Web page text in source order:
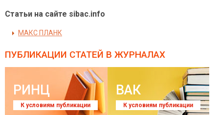
Статьи на сайте sibac.info
МАКС ПЛАНК
ПУБЛИКАЦИИ СТАТЕЙ В ЖУРНАЛАХ
РИНЦ
К условиям публикации
ВАК
К условиям публикации